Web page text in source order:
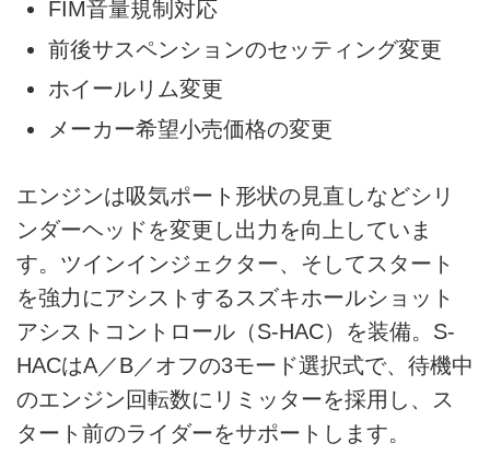
FIM音量規制対応
前後サスペンションのセッティング変更
ホイールリム変更
メーカー希望小売価格の変更
エンジンは吸気ポート形状の見直しなどシリ
ンダーヘッドを変更し出力を向上していま
す。ツインインジェクター、そしてスタート
を強力にアシストするスズキホールショット
アシストコントロール（S-HAC）を装備。S-
HACはA／B／オフの3モード選択式で、待機中
のエンジン回転数にリミッターを採用し、ス
タート前のライダーをサポートします。